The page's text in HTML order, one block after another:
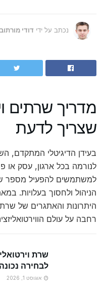
נכתב על ידי דודי מורתוב
מדריך שרתים
שצריך לדעת
בעידן הדיגיטלי המתקדם,
לנורמה בכל ארגון, עסק או
למשתמשים להפעיל מספר
הניהול ולחסוך בעלויות.
היתרונות והאתגרים של
רחבה על עולם
לבחירה נכונה ב-
אוגוסט 1, 2026